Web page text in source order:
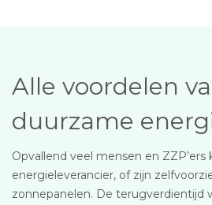
Alle voordelen
duurzame
Opvallend veel mensen en
energieleverancier, of zijn
zonnepanelen. De terugverdientijd